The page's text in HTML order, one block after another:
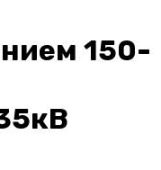
150-